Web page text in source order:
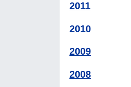
2011
2010
2009
2008